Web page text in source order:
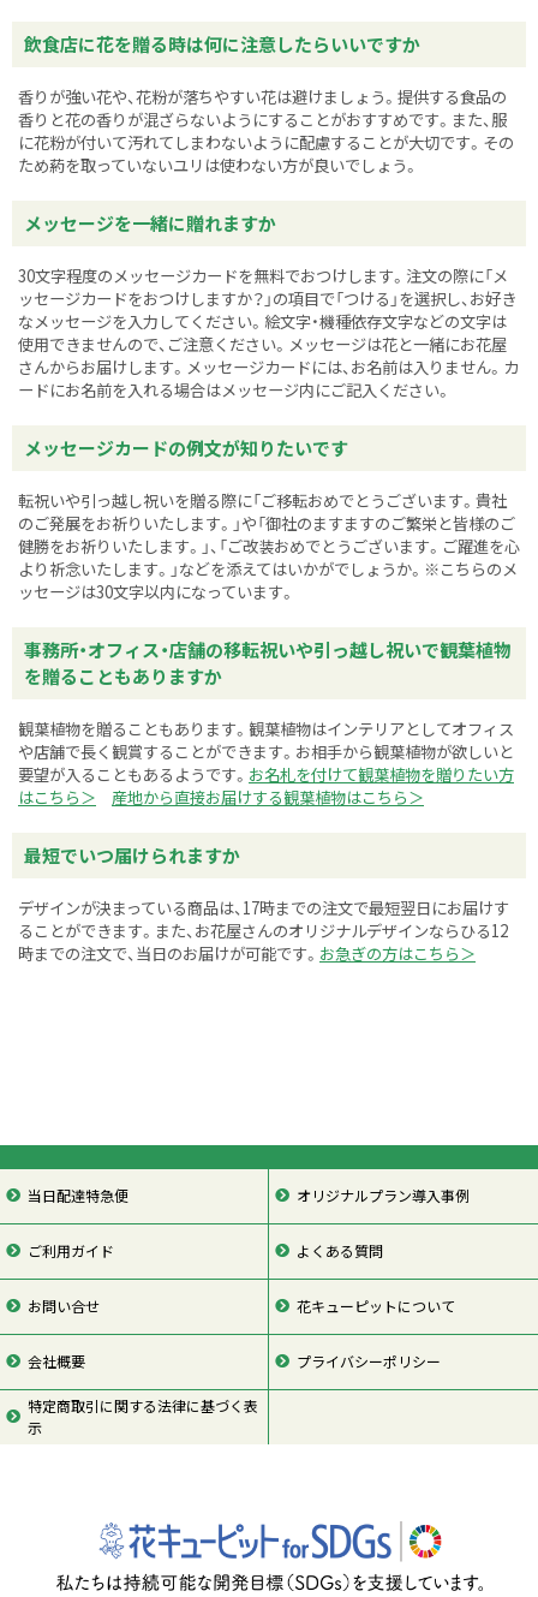
飲食店に花を贈る時は何に注意したらいいですか
香りが強い花や、花粉が落ちやすい花は避けましょう。提供する食品の
香りと花の香りが混ざらないようにすることがおすすめです。また、服
に花粉が付いて汚れてしまわないように配慮することが大切です。その
ため葯を取っていないユリは使わない方が良いでしょう。
メッセージを一緒に贈れますか
30文字程度のメッセージカードを無料でおつけします。注文の際に「メ
ッセージカードをおつけしますか？」の項目で「つける」を選択し、お好き
なメッセージを入力してください。絵文字・機種依存文字などの文字は
使用できませんので、ご注意ください。メッセージは花と一緒にお花屋
さんからお届けします。メッセージカードには、お名前は入りません。カ
ードにお名前を入れる場合はメッセージ内にご記入ください。
メッセージカードの例文が知りたいです
転祝いや引っ越し祝いを贈る際に「ご移転おめでとうございます。貴社
のご発展をお祈りいたします。」や「御社のますますのご繁栄と皆様のご
健勝をお祈りいたします。」、「ご改装おめでとうございます。ご躍進を心
より祈念いたします。」などを添えてはいかがでしょうか。※こちらのメ
ッセージは30文字以内になっています。
事務所・オフィス・店舗の移転祝いや引っ越し祝いで観葉植物
を贈ることもありますか
観葉植物を贈ることもあります。観葉植物はインテリアとしてオフィス
や店舗で長く観賞することができます。お相手から観葉植物が欲しいと
要望が入ることもあるようです。 お名札を付けて観葉植物を贈りたい方
はこちら＞
産地から直接お届けする観葉植物はこちら＞
最短でいつ届けられますか
デザインが決まっている商品は、17時までの注文で最短翌日にお届けす
ることができます。また、お花屋さんのオリジナルデザインならひる12
時までの注文で、当日のお届けが可能です。 お急ぎの方はこちら＞
当日配達特急便 オリジナルプラン導入事例
ご利用ガイド よくある質問
お問い合せ 花キューピットについて
会社概要 プライバシーポリシー
特定商取引に関する法律に基づく表
示
ページの先頭